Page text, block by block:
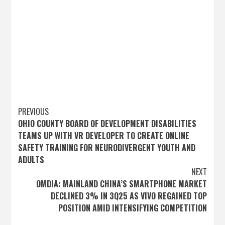
Post
navigation
PREVIOUS
OHIO COUNTY BOARD OF DEVELOPMENT DISABILITIES
TEAMS UP WITH VR DEVELOPER TO CREATE ONLINE
SAFETY TRAINING FOR NEURODIVERGENT YOUTH AND
ADULTS
NEXT
OMDIA: MAINLAND CHINA’S SMARTPHONE MARKET
DECLINED 3% IN 3Q25 AS VIVO REGAINED TOP
POSITION AMID INTENSIFYING COMPETITION